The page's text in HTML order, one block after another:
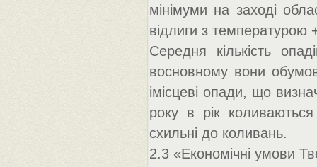
мінімуми на заході
відлиги з температурою
Середня кількість
восновному вони
імісцеві опади, що
року в рік
схильні до коливань.
2.3 «Економічні умови